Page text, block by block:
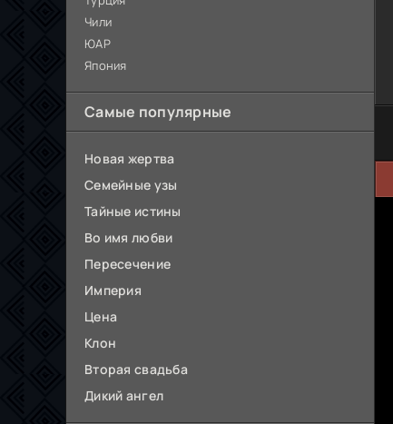
Чили
ЮАР
Япония
Самые популярные
Новая жертва
Семейные узы
Тайные истины
Во имя любви
Пересечение
Империя
Цена
Клон
Вторая свадьба
Дикий ангел